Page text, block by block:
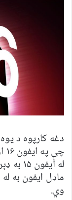
دغه کارپوه د
له
وي.